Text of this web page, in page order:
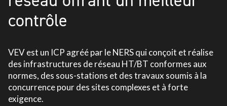
contrôle
VEV est un ICP agréé par le NERS qui conçoit et réalise
des infrastructures de réseau HT/BT conformes aux
normes, des sous-stations et des travaux soumis à la
concurrence pour des sites complexes et à forte
exigence.